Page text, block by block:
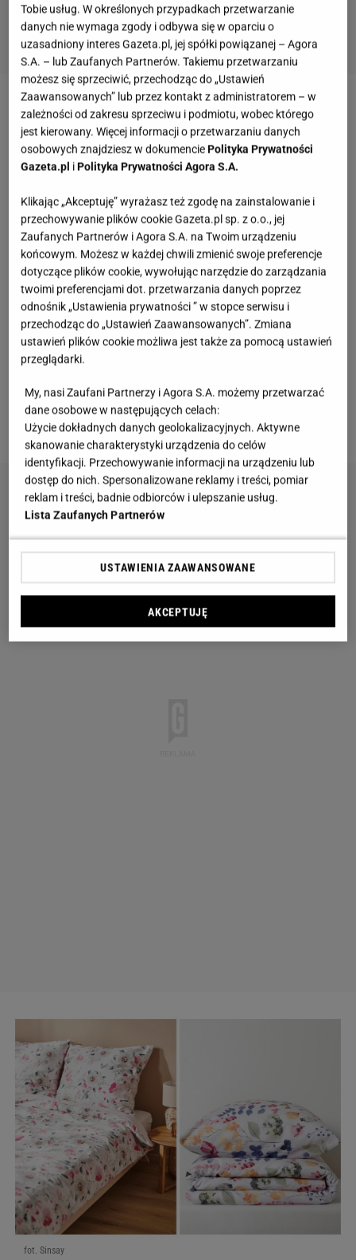
Kwiatowe wzory jak z angielskiego ogrodu
Wśród hitów sprzedaży na pierwszym miejscu
plasują się komplety w romantyczne motywy
kwiatowe, które nigdy nie wychodzą z mody.
Delikatne łączki na jasnym tle wprowadzają do
sypialni sielski klimat i sprawiają, że wnętrze staje
się bardziej przytulne. Z kolei pościel w duże i
egzotyczne liście lub kwiaty na ciemnym tle dodaje
przestrzeni elegancji i tajemniczości. Taki akcent
kolorystyczny świetnie ożywia stonowane i białe
wnętrza, działając jak duży obraz rzucony na łóżko.
zestawów na zmianę i dopasowywać wygląd
sypialni do swojego nastroju czy pory roku.
fot. Sinsay
Tobie usług. W określonych przypadkach przetwarzanie
danych nie wymaga zgody i odbywa się w oparciu o
uzasadniony interes Gazeta.pl, jej spółki powiązanej – Agora
S.A. – lub Zaufanych Partnerów. Takiemu przetwarzaniu
możesz się sprzeciwić, przechodząc do „Ustawień
Zaawansowanych” lub przez kontakt z administratorem – w
zależności od zakresu sprzeciwu i podmiotu, wobec którego
jest kierowany. Więcej informacji o przetwarzaniu danych
osobowych znajdziesz w dokumenciePolityka Prywatności
Gazeta.pl iPolityka Prywatności Agora S.A.
Klikając „Akceptuję” wyrażasz też zgodę na zainstalowanie i
przechowywanie plików cookie Gazeta.pl sp. z o.o., jej
Zaufanych Partnerów i Agora S.A. na Twoim urządzeniu
końcowym. Możesz w każdej chwili zmienić swoje preferencje
dotyczące plików cookie, wywołując narzędzie do zarządzania
twoimi preferencjami dot. przetwarzania danych poprzez
odnośnik „Ustawienia prywatności ” w stopce serwisu i
przechodząc do „Ustawień Zaawansowanych”. Zmiana
ustawień plików cookie możliwa jest także za pomocą ustawień
przeglądarki.
My, nasi Zaufani Partnerzy i Agora S.A. możemy przetwarzać
dane osobowe w następujących celach:
Użycie dokładnych danych geolokalizacyjnych. Aktywne
skanowanie charakterystyki urządzenia do celów
identyfikacji. Przechowywanie informacji na urządzeniu lub
dostęp do nich. Spersonalizowane reklamy i treści, pomiar
reklam i treści, badnie odbiorców i ulepszanie usług.
Lista Zaufanych Partnerów
USTAWIENIA ZAAWANSOWANE
AKCEPTUJĘ